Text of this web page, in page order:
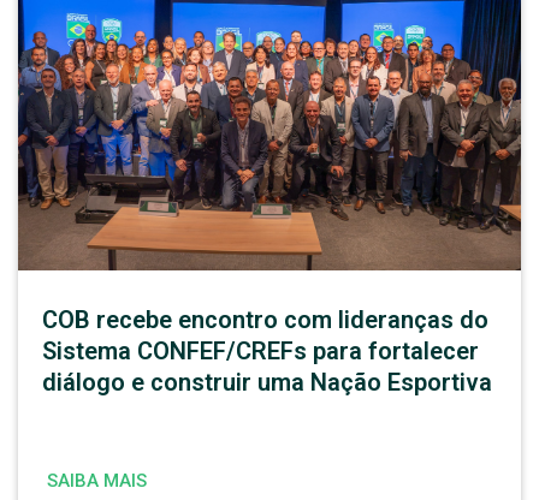
COB recebe encontro com lideranças do
Sistema CONFEF/CREFs para fortalecer
diálogo e construir uma Nação Esportiva
SAIBA MAIS